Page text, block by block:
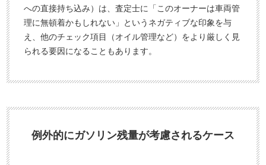
への直接持ち込み）は、査定士に「このオーナーは車両管
理に無頓着かもしれない」というネガティブな印象を与
え、他のチェック項目（オイル管理など）をより厳しく見
られる要因になることもあります。
例外的にガソリン残量が考慮されるケース